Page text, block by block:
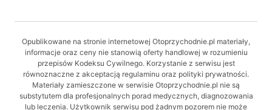
Opublikowane na stronie internetowej Otoprzychodnie.pl materiały,
informacje oraz ceny nie stanowią oferty handlowej w rozumieniu
przepisów Kodeksu Cywilnego. Korzystanie z serwisu jest
równoznaczne z akceptacją regulaminu oraz polityki prywatności.
Materiały zamieszczone w serwisie Otoprzychodnie.pl nie są
substytutem dla profesjonalnych porad medycznych, diagnozowania
lub leczenia. Użytkownik serwisu pod żadnym pozorem nie może